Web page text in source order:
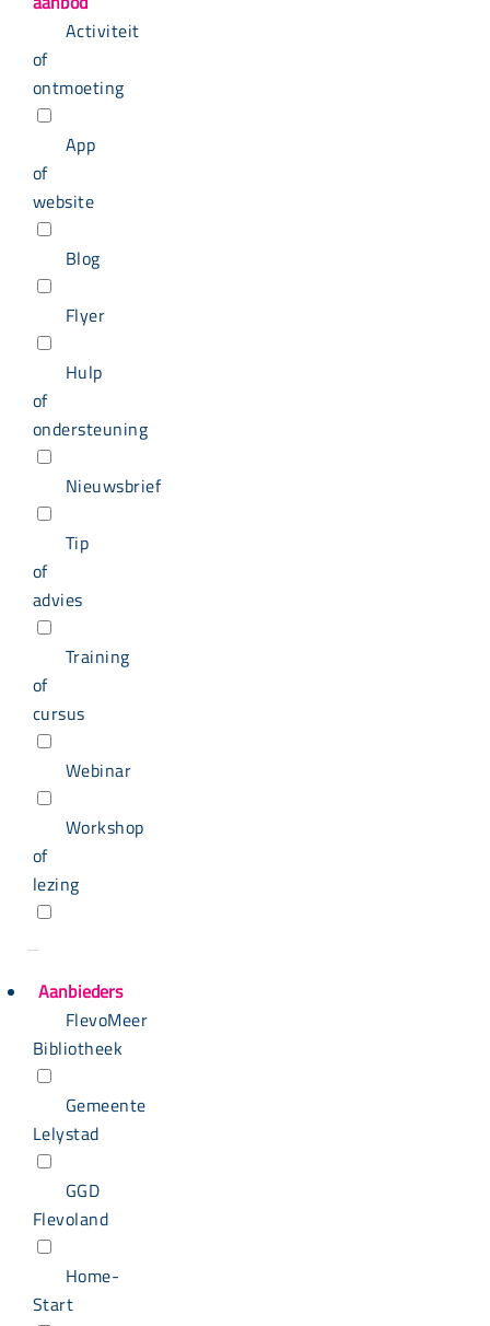
Activiteit
of
ontmoeting
App
of
website
Blog
Flyer
Hulp
of
ondersteuning
Nieuwsbrief
Tip
of
advies
Training
of
cursus
Webinar
Workshop
of
lezing
Aanbieders
FlevoMeer
Bibliotheek
Gemeente
Lelystad
GGD
Flevoland
Home-
Start